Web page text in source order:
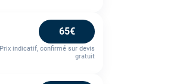
65€
Prix indicatif, confirmé sur devis
gratuit